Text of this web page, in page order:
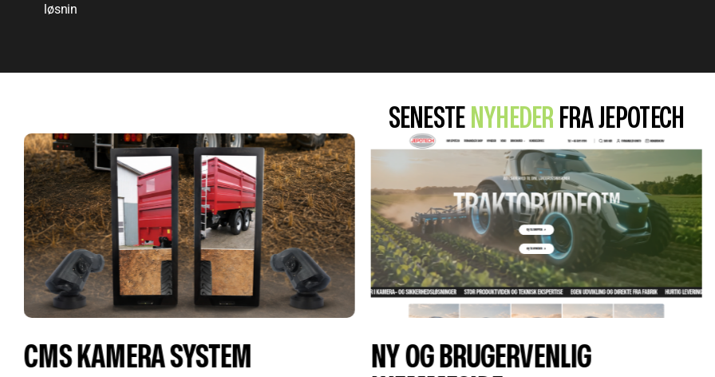
løsnin
SENESTE NYHEDER FRA JEPOTECH
NY OG BRUGERVENLIG
KRAFTIGERE